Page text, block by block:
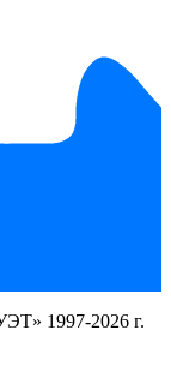
1997-2026 г.